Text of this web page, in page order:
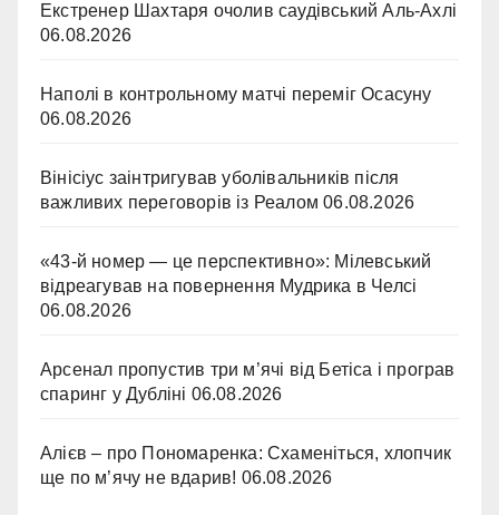
Екстренер Шахтаря очолив саудівський Аль-Ахлі
06.08.2026
Наполі в контрольному матчі переміг Осасуну
06.08.2026
Вінісіус заінтригував уболівальників після
важливих переговорів із Реалом 06.08.2026
«43-й номер — це перспективно»: Мілевський
відреагував на повернення Мудрика в Челсі
06.08.2026
Арсенал пропустив три м’ячі від Бетіса і програв
спаринг у Дубліні 06.08.2026
Алієв – про Пономаренка: Схаменіться, хлопчик
ще по м’ячу не вдарив! 06.08.2026